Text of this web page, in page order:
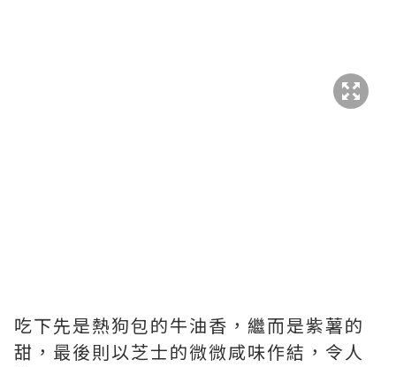
吃下先是熱狗包的牛油香，繼而是紫薯的
甜，最後則以芝士的微微咸味作結，令人